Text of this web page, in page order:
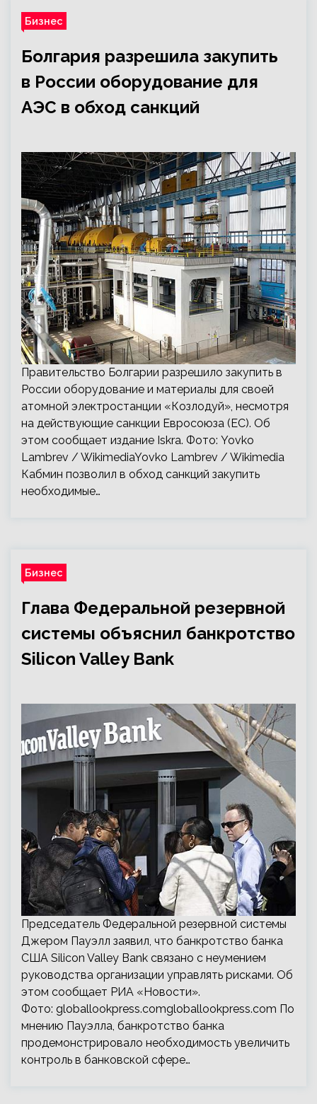
Бизнес
Болгария разрешила закупить
в России оборудование для
АЭС в обход санкций
Правительство Болгарии разрешило закупить в
России оборудование и материалы для своей
атомной электростанции «Козлодуй», несмотря
на действующие санкции Евросоюза (ЕС). Об
этом сообщает издание Iskra. Фото: Yovko
Lambrev / WikimediaYovko Lambrev / Wikimedia
Кабмин позволил в обход санкций закупить
необходимые…
Бизнес
Глава Федеральной резервной
системы объяснил банкротство
Silicon Valley Bank
Председатель Федеральной резервной системы
Джером Пауэлл заявил, что банкротство банка
США Silicon Valley Bank связано с неумением
руководства организации управлять рисками. Об
этом сообщает РИА «Новости».
Фото: globallookpress.comgloballookpress.com По
мнению Пауэлла, банкротство банка
продемонстрировало необходимость увеличить
контроль в банковской сфере…